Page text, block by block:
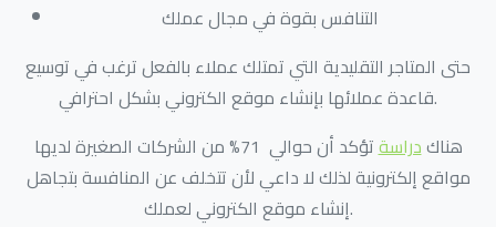
التنافس بقوة في مجال عملك
حتى المتاجر التقليدية التي تمتلك عملاء بالفعل ترغب في توسيع
قاعدة عملائها بإنشاء موقع الكتروني بشكل احترافي.
هناكدراسة
تؤكد أن حوالي 71% من الشركات الصغيرة لديها
مواقع إلكترونية لذلك لا داعي لأن تتخلف عن المنافسة بتجاهل
إنشاء موقع الكتروني لعملك.